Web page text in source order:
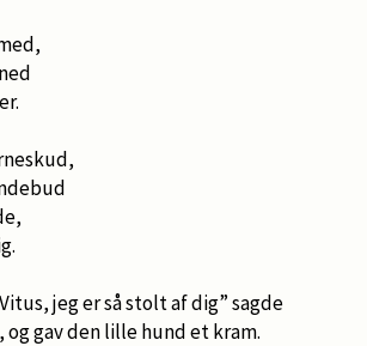
jeg er så stolt af dig” sagde
gav den lille hund et kram.